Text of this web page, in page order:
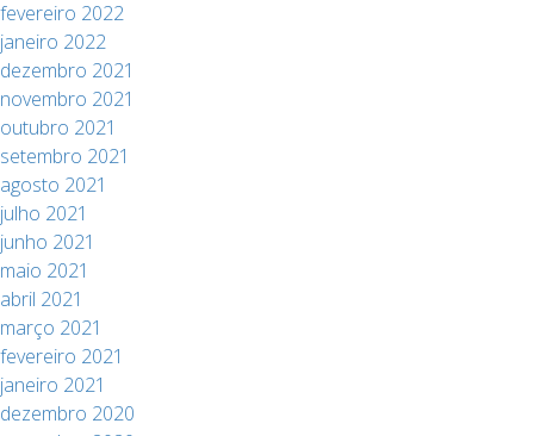
fevereiro 2022
janeiro 2022
dezembro 2021
novembro 2021
outubro 2021
setembro 2021
agosto 2021
julho 2021
junho 2021
maio 2021
abril 2021
março 2021
fevereiro 2021
janeiro 2021
dezembro 2020